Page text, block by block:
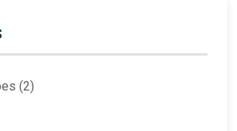
(2)